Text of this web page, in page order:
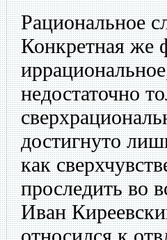
Рациональное
Конкретная же
недостаточно
достигнуто
как
проследить во
Иван